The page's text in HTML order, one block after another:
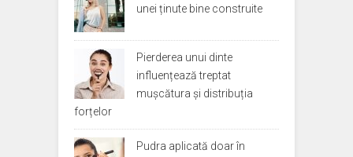
unei ținute bine construite
Pierderea unui dinte
influențează treptat
mușcătura și distribuția
forțelor
Pudra aplicată doar în